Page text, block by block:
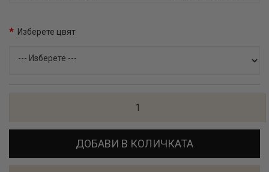
Изберете цвят
ДОБАВИ В КОЛИЧКАТА